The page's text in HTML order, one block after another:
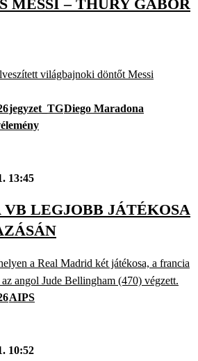
MESSI – THURY GÁBOR
világbajnoki döntőt Messi
jegyzet_TGDiego Maradona
13:45
VB LEGJOBB JÁTÉKOSA
a Real Madrid két játékosa, a francia
angol Jude Bellingham (470) végzett.
AIPS
10:52